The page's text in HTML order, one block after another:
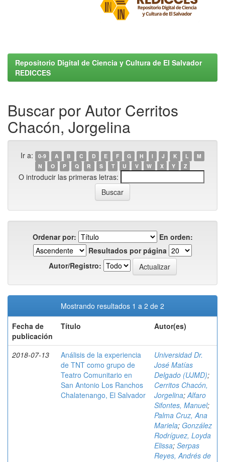
Repositorio Digital de Ciencia y Cultura de El Salvador
REDICCES
Buscar por Autor Cerritos
Chacón, Jorgelina
Ir a: 0-9 A B C D E F G H I J K L
M
N
O P Q R S T U V W X Y Z
O introducir las primeras letras:
Ordenar por:
En orden:
Resultados por página
Autor/Registro:
Mostrando resultados 1 a 2 de 2
Fecha de
publicación
Título Autor(es)
2018-07-13
Análisis de la experiencia
de TNT como grupo de
Teatro Comunitario en
San Antonio Los Ranchos
Chalatenango, El Salvador
Universidad Dr.
José Matías
Delgado (UJMD);
Cerritos Chacón,
Jorgelina;Alfaro
Sifontes, Manuel;
Palma Cruz, Ana
Mariela; González
Rodríguez, Loyda
Elissa; Serpas
Reyes, Andrés de